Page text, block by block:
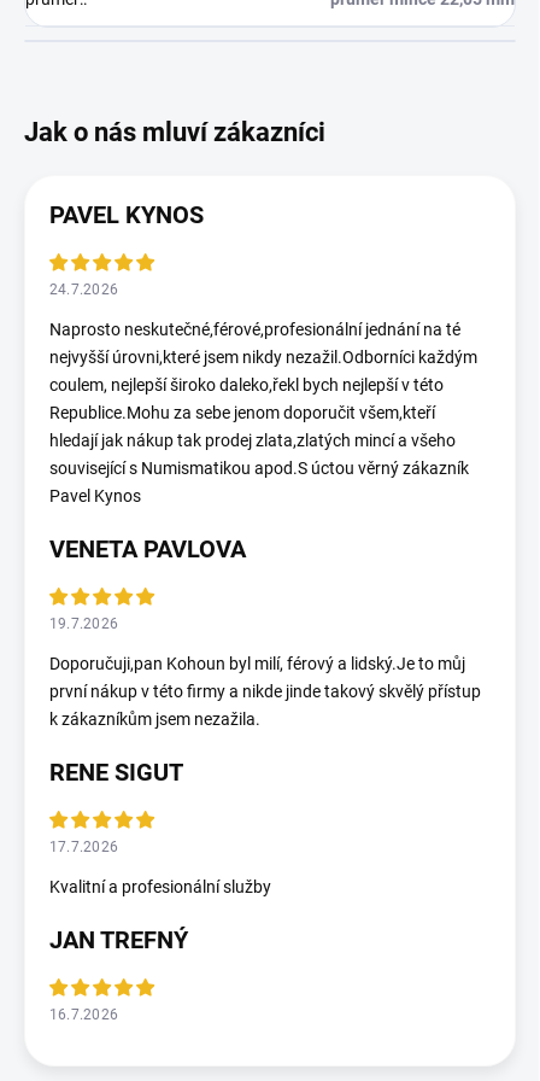
PAVEL KYNOS
24.7.2026
Naprosto neskutečné,férové,profesionální jednání na té
nejvyšší úrovni,které jsem nikdy nezažil.Odborníci každým
coulem, nejlepší široko daleko,řekl bych nejlepší v této
Republice.Mohu za sebe jenom doporučit všem,kteří
hledají jak nákup tak prodej zlata,zlatých mincí a všeho
související s Numismatikou apod.S úctou věrný zákazník
Pavel Kynos
VENETA PAVLOVA
19.7.2026
Doporučuji,pan Kohoun byl milí, férový a lidský.Je to můj
první nákup v této firmy a nikde jinde takový skvělý přístup
k zákazníkům jsem nezažila.
RENE SIGUT
17.7.2026
Kvalitní a profesionální služby
JAN TREFNÝ
16.7.2026